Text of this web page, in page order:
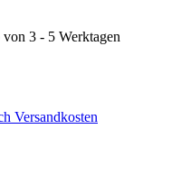
3 - 5 Werktagen
Versandkosten